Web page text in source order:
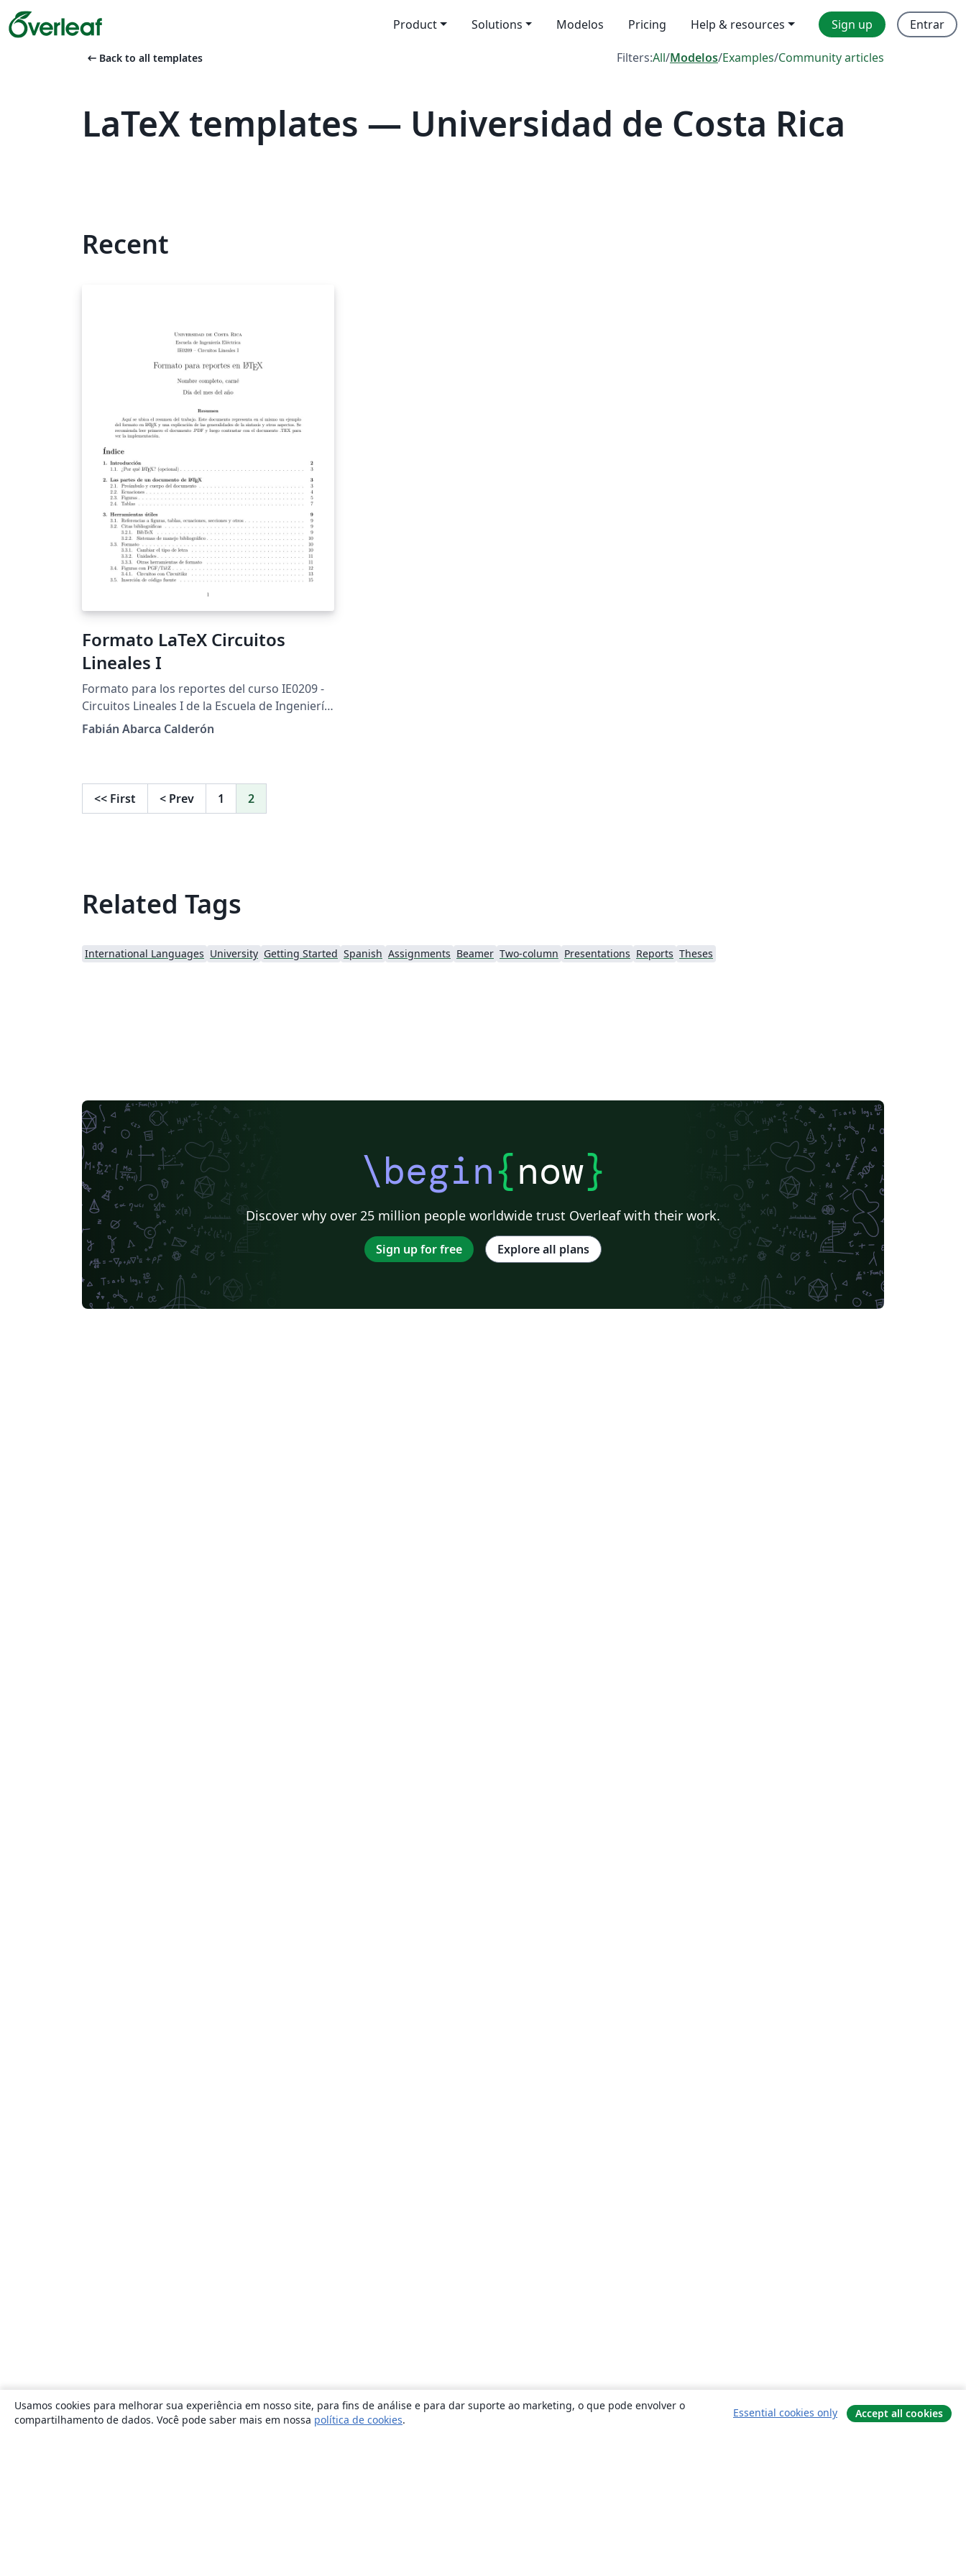
Product Solutions Modelos Pricing Help & resources Sign up Entrar
arrow_left_alt Back to all templates Filters:All/Modelos/Examples/Community articles
LaTeX templates — Universidad de Costa Rica
Recent
Formato LaTeX Circuitos
Lineales I
Formato para los reportes del curso IE0209 -
Circuitos Lineales I de la Escuela de Ingeniería
Eléctrica de la Universidad de Costa Rica. Se
Fabián Abarca Calderón
<< First < Prev 1 2
Related Tags
International Languages University Getting Started Spanish Assignments Beamer Two-column Presentations Reports Theses
\begin{now}
Discover why over 25 million people worldwide trust Overleaf with their work.
Sign up for free Explore all plans
Usamos cookies para melhorar sua experiência em nosso site, para fins de análise e para dar suporte ao marketing, o que pode envolver o
compartilhamento de dados. Você pode saber mais em nossa política de cookies.
Essential cookies only Accept all cookies